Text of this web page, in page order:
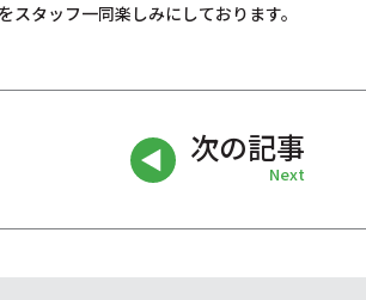
スタッフ一同楽しみにしております。
次の記事
Next